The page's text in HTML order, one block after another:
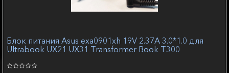
Блок питания Asus exa0901xh 19V 2.37A 3.0*1.0 для
Ultrabook UX21 UX31 Transformer Book T300